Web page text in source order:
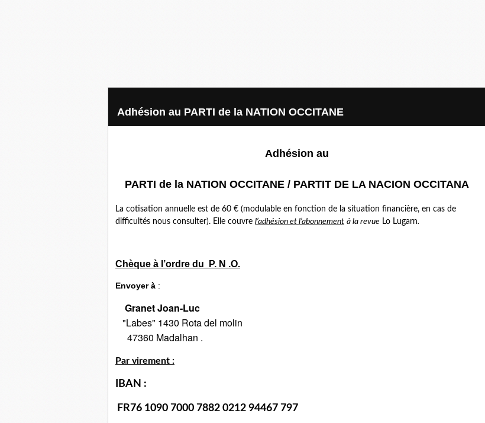
Adhésion au PARTI de la NATION OCCITANE
Adhésion au
PARTI de la NATION OCCITANE / PARTIT DE LA NACION OCCITANA
La cotisation annuelle est de 60 € (modulable en fonction de la situation financière, en cas de
difficultés nous consulter). Elle couvre l’adhésion et l’abonnement à la revue Lo Lugarn.
Chèque à l’ordre du P. N .O.
Envoyer à :
Granet Joan-Luc
"Labes" 1430 Rota del molin
47360 Madalhan .
Par virement :
IBAN :
FR76 1090 7000 7882 0212 94467 797